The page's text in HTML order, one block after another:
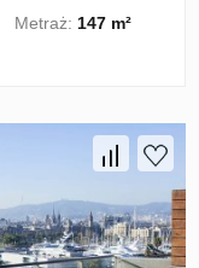
Metraż:147 m²